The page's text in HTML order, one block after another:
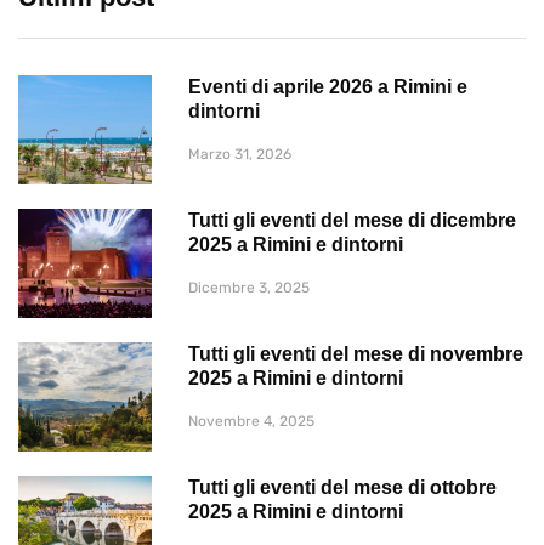
Eventi di aprile 2026 a Rimini e
dintorni
Marzo 31, 2026
Tutti gli eventi del mese di dicembre
2025 a Rimini e dintorni
Dicembre 3, 2025
Tutti gli eventi del mese di novembre
2025 a Rimini e dintorni
Novembre 4, 2025
Tutti gli eventi del mese di ottobre
2025 a Rimini e dintorni